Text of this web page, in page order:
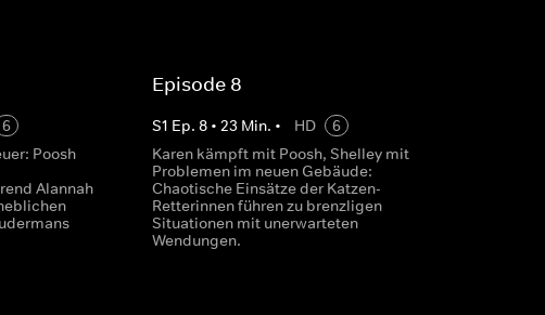
6
Poosh
Alannah
Episode 8
S1 Ep. 8• 23 Min. • HD
6
Karen kämpft mit Poosh, Shelley mit
Problemen im neuen Gebäude:
Chaotische Einsätze der Katzen-
Retterinnen führen zu brenzligen
Situationen mit unerwarteten
Wendungen.